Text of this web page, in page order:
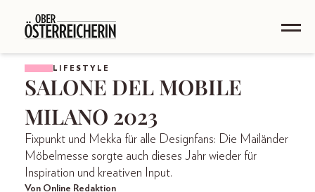
LIFESTYLE
SALONE DEL MOBILE
MILANO 2023
Fixpunkt und Mekka für alle Designfans: Die Mailänder
Möbelmesse sorgte auch dieses Jahr wieder für
Inspiration und kreativen Input.
Von Online Redaktion